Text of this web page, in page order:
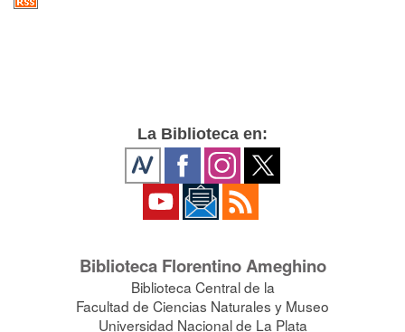
La Biblioteca en:
Biblioteca Florentino Ameghino
Biblioteca Central de la
Facultad de Ciencias Naturales y Museo
Universidad Nacional de La Plata